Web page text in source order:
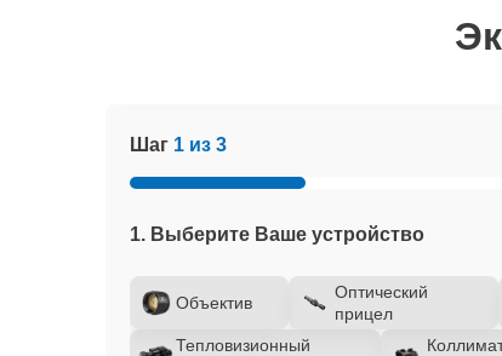
Шаг 1 из 3
1. Выберите Ваше устройство
Объектив
Оптический
прицел
Тепловизионный